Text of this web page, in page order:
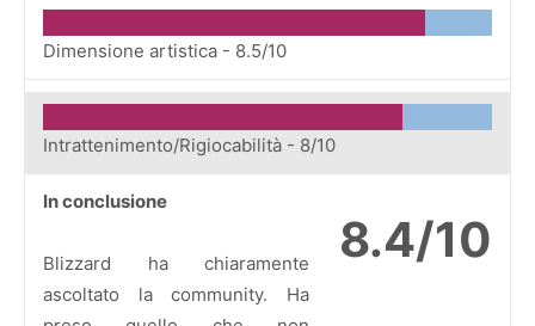
Dimensione artistica - 8.5/10
Intrattenimento/Rigiocabilità - 8/10
8.4/10
In conclusione
Blizzard ha chiaramente
ascoltato la community. Ha